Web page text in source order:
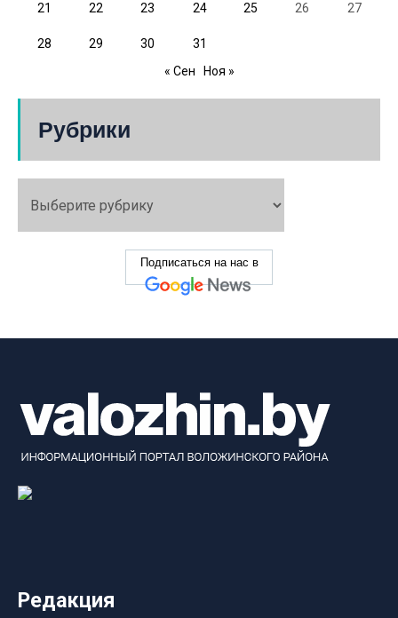
21 22 23 24 25 26 27
28 29 30
31
« Сен
Ноя »
Рубрики
Подписаться на нас в
Редакция